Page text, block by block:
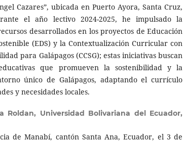
Cazares”, ubicada en Puerto Ayora, Santa Cruz,
el año lectivo 2024-2025, he impulsado la
desarrollados en los proyectos de Educación
(EDS) y la Contextualización Curricular con
para Galápagos (CCSG); estas iniciativas buscan
que promueven la sostenibilidad y la
único de Galápagos, adaptando el currículo
y necesidades locales.
Roldan, Universidad Bolivariana del Ecuador,
de Manabí, cantón Santa Ana, Ecuador, el 3 de